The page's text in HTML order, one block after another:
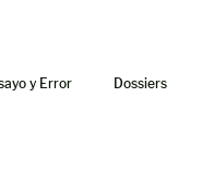
y Error Dossiers